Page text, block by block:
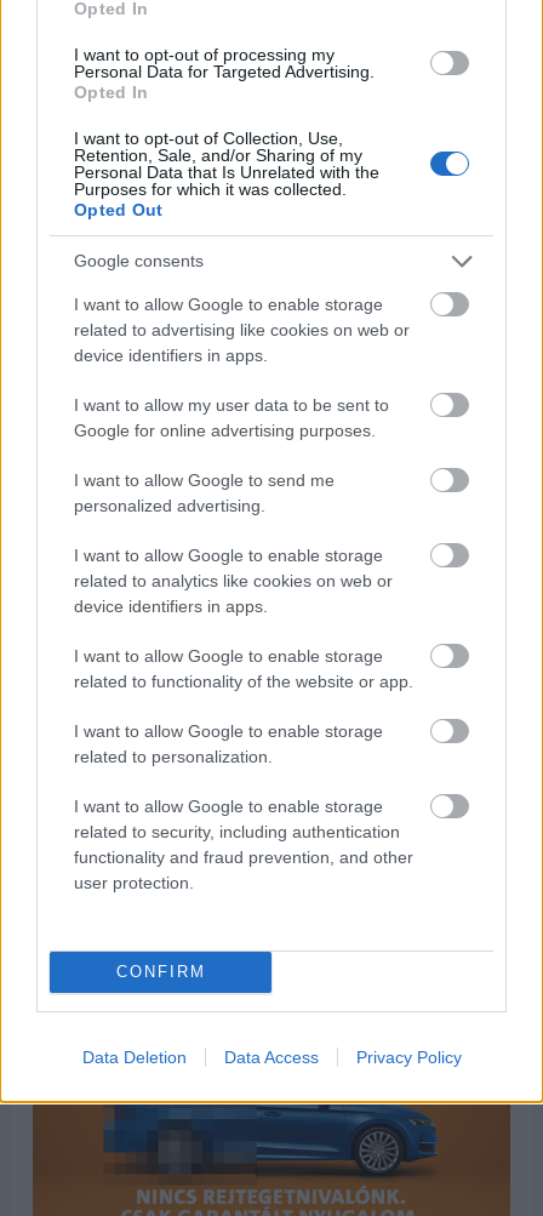
Opted In
I want to opt-out of processing my
Personal Data for Targeted Advertising.
Opted In
I want to opt-out of Collection, Use,
Retention, Sale, and/or Sharing of my
Personal Data that Is Unrelated with the
Purposes for which it was collected.
Opted Out
Google consents
I want to allow Google to enable storage
related to advertising like cookies on web or
device identifiers in apps.
I want to allow my user data to be sent to
Google for online advertising purposes.
I want to allow Google to send me
personalized advertising.
I want to allow Google to enable storage
related to analytics like cookies on web or
device identifiers in apps.
I want to allow Google to enable storage
related to functionality of the website or app.
I want to allow Google to enable storage
related to personalization.
I want to allow Google to enable storage
related to security, including authentication
functionality and fraud prevention, and other
user protection.
CONFIRM
Data Deletion Data Access Privacy Policy
Auto Union GmbH és a neckarsulmi NSU Motorenwerke AG.
Az új vállalat az Audi NSU Auto Union AG nevet kapta. Az Audi
és NSU a legkülönfélébb motorokat és hajtásrendszereket
felvonultató, széles modellpalettája nyomán 1971-ben új
reklámszlogen született, amely egyfajta küldetésfilozófiaként
a mai napig kíséri a márkát: „A haladás technikája“.
Ennek szellemében mutatkozott be 1972-ben az Audi 80 első
generációja (B1-sorozat), amely számos műszaki újdonságával
tűnt ki vetélytársai közül. Az első nemzedék modelljeiből
A Das WeltAuto használt autó kínálatát IDE kattintva érheti el.
Aktuális kínálatunk, kategóriák
szerint